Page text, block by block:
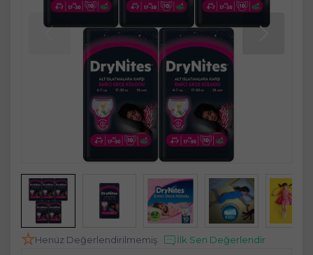
Henüz Değerlendirilmemiş İlk Sen Değerlendir